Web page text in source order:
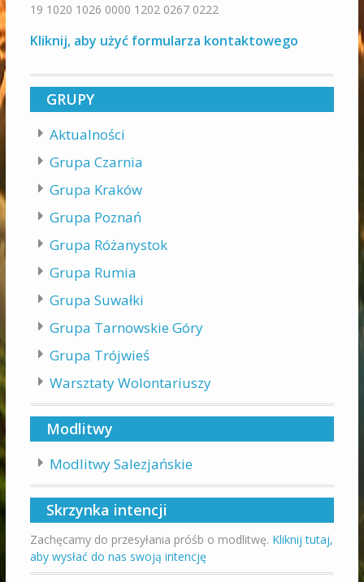
19 1020 1026 0000 1202 0267 0222
Kliknij, aby użyć formularza kontaktowego
GRUPY
Aktualności
Grupa Czarnia
Grupa Kraków
Grupa Poznań
Grupa Różanystok
Grupa Rumia
Grupa Suwałki
Grupa Tarnowskie Góry
Grupa Trójwieś
Warsztaty Wolontariuszy
Modlitwy
Modlitwy Salezjańskie
Skrzynka intencji
Zachęcamy do przesyłania próśb o modlitwę. Kliknij tutaj,
aby wysłać do nas swoją intencję